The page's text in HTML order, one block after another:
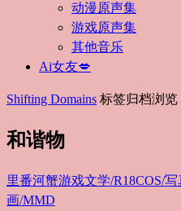
动漫原声集
游戏原声集
其他音乐
Ai女友💋
Shifting Domains 标签归档浏览
和谐物
里番河蟹游戏文学/R18COS/写
画/MMD